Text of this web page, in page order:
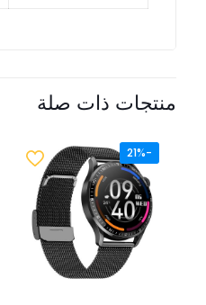
منتجات ذات صلة
-21%